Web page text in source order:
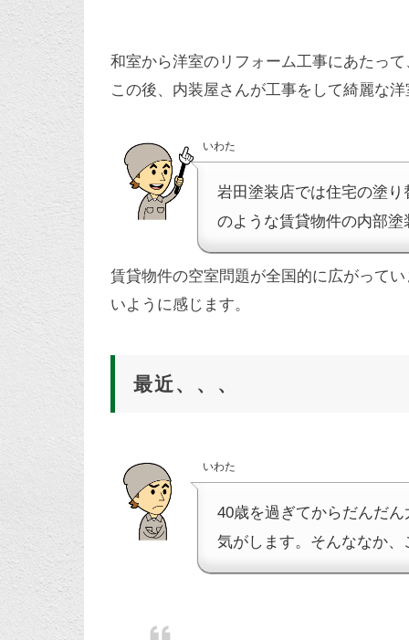
和室から洋室のリフォーム工事にあたっ
この後、内装屋さんが工事をして綺麗な
いわた
岩田塗装店では住宅の塗
のような賃貸物件の内部
賃貸物件の空室問題が全国的に広がって
いように感じます。
最近、、、
いわた
40歳を過ぎてからだんだ
気がします。そんななか